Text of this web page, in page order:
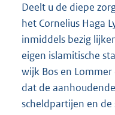
Deelt u de diepe
het Cornelius Haga
inmiddels bezig
eigen islamitische
wijk Bos en
dat de
scheldpartijen en